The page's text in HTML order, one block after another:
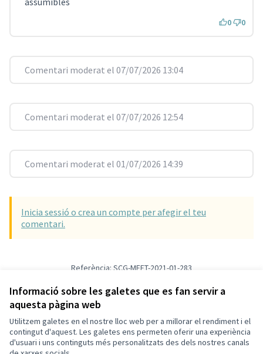
Informació sobre les galetes que es fan servir a
aquesta pàgina web
Utilitzem galetes en el nostre lloc web per a millorar el rendiment i el
contingut d'aquest. Les galetes ens permeten oferir una experiència
d'usuari i uns continguts més personalitzats des dels nostres canals
0 0
Comentari moderat el 07/07/2026 13:04
Comentari moderat el 07/07/2026 12:54
Comentari moderat el 01/07/2026 14:39
Inicia sessió o crea un compte per afegir el teu
comentari.
Referència: SCG-MEET-2021-01-283
Afegir al calendari
Termes i condicions d'ús
Configuració de les galetes
Decidim Sant Cugat a X
Decidim Sant Cugat a Facebook
Decidim Sant Cugat a Instagram
Decidim Sant Cugat a GitHub